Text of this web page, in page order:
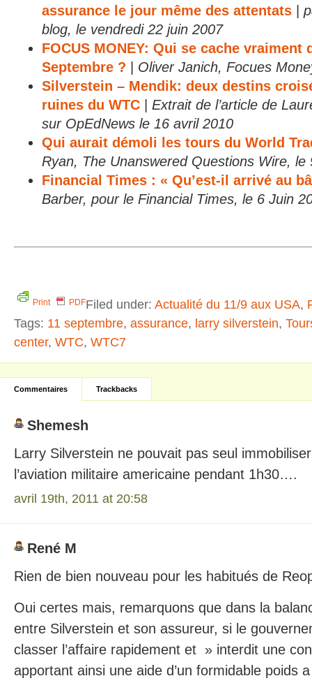
assurance le jour même des attentats
blog, le vendredi 22 juin 2007
FOCUS MONEY: Qui se cache vraiment
Septembre ?
Oliver Janich, Focues
Silverstein – Mendik: deux destins
ruines du WTC
Extrait de l’article de
sur OpEdNews le 16 avril 2010
Qui aurait démoli les tours du World
Ryan, The Unanswered Questions Wire, le
Financial Times : « Qu’est-il arrivé au
Barber, pour le Financial Times, le 6 Juin
Print PDFFiled under: Actualité du 11/9 aux USA,
Tags: 11 septembre, assurance, larry silverstein,
center, WTC, WTC7
Commentaires Trackbacks
Shemesh
Larry Silverstein ne pouvait pas seul immobiliser
l’aviation militaire americaine pendant 1h30….
avril 19th, 2011 at 20:58
René M
Rien de bien nouveau pour les habitués de
Oui certes mais, remarquons que dans la
entre Silverstein et son assureur, si le
classer l’affaire rapidement et » interdit une
apportant ainsi une aide d’un formidable poids